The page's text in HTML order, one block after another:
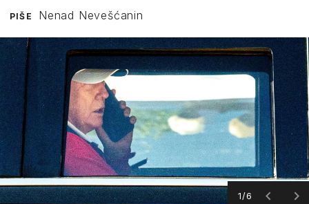
PIŠE Nenad Nevešćanin
1/6